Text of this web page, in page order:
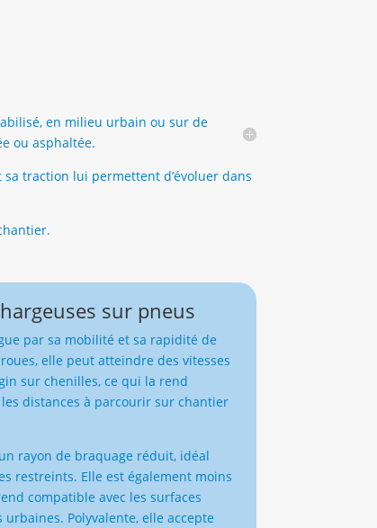
en milieu urbain ou sur de
ou asphaltée.
traction lui permettent d’évoluer dans
sur pneus
par sa mobilité et sa rapidité de
elle peut atteindre des vitesses
sur chenilles, ce qui la rend
distances à parcourir sur chantier
rayon de braquage réduit, idéal
restreints. Elle est également moins
compatible avec les surfaces
Polyvalente, elle accepte